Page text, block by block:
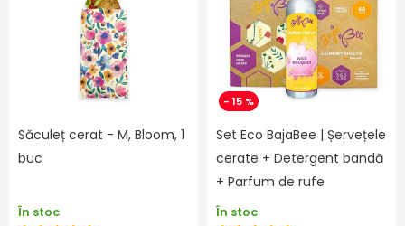
Săculeț cerat - M, Bloom, 1
buc
În stoc
- 15 %
Set Eco BajaBee | Șervețele
cerate + Detergent bandă
+ Parfum de rufe
În stoc